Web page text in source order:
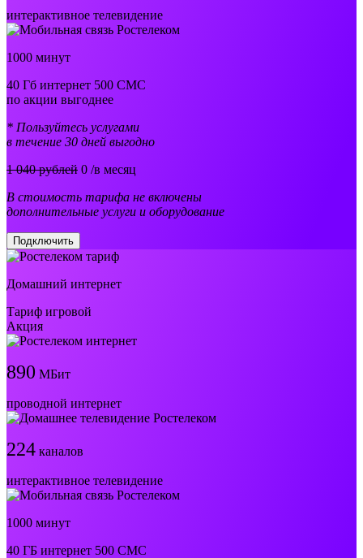
интерактивное телевидение
1000 минут
40 Гб интернет 500 СМС
по акции выгоднее
* Пользуйтесь услугами
в течение 30 дней выгодно
1 040 рублей 0 /в месяц
В стоимость тарифа не включены
дополнительные услуги и оборудование
Подключить
Домашний интернет
Тариф игровой
Акция
890 МБит
проводной интернет
224 каналов
интерактивное телевидение
1000 минут
40 ГБ интернет 500 СМС